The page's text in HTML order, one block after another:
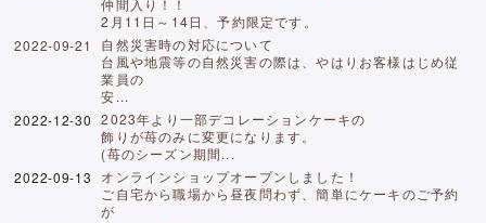
仲間入り！！
2月11日～14日、予約限定です。
2022-09-21
自然災害時の対応について
台風や地震等の自然災害の際は、やはりお客様はじめ従
業員の
安...
2022-12-30
2023年より一部デコレーションケーキの
飾りが苺のみに変更になります。
(苺のシーズン期間...
2022-09-13
オンラインショップオープンしました！
ご自宅から職場から昼夜問わず、簡単にケーキのご予約
が